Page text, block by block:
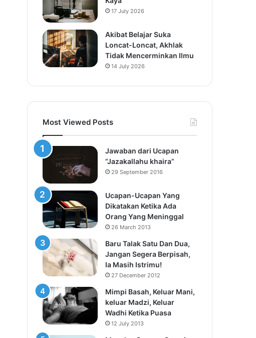
17 July 2026
Akibat Belajar Suka
Loncat-Loncat, Akhlak
Tidak Mencerminkan Ilmu
14 July 2026
Most Viewed Posts
Jawaban dari Ucapan
“Jazakallahu khaira”
29 September 2016
Ucapan-Ucapan Yang
Dikatakan Ketika Ada
Orang Yang Meninggal
26 March 2013
Baru Talak Satu Dan Dua,
Jangan Segera Berpisah,
Ia Masih Istrimu!
27 December 2012
Mimpi Basah, Keluar Mani,
keluar Madzi, Keluar
Wadhi Ketika Puasa
12 July 2013